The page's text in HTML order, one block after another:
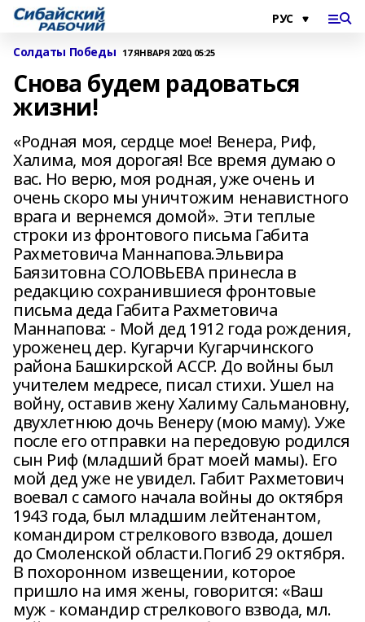
Солдаты Победы 17 ЯНВАРЯ 2020, 05:25
Снова будем радоваться
жизни!
«Родная моя, сердце мое! Венера, Риф,
Халима, моя дорогая! Все время думаю о
вас. Но верю, моя родная, уже очень и
очень скоро мы уничтожим ненавистного
врага и вернемся домой». Эти теплые
строки из фронтового письма Габита
Рахметовича Маннапова.Эльвира
Баязитовна СОЛОВЬЕВА принесла в
редакцию сохранившиеся фронтовые
письма деда Габита Рахметовича
Маннапова: - Мой дед 1912 года рождения,
уроженец дер. Кугарчи Кугарчинского
района Башкирской АССР. До войны был
учителем медресе, писал стихи. Ушел на
войну, оставив жену Халиму Сальмановну,
двухлетнюю дочь Венеру (мою маму). Уже
после его отправки на передовую родился
сын Риф (младший брат моей мамы). Его
мой дед уже не увидел. Габит Рахметович
воевал с самого начала войны до октября
1943 года, был младшим лейтенантом,
командиром стрелкового взвода, дошел
до Смоленской области.Погиб 29 октября.
В похоронном извещении, которое
пришло на имя жены, говорится: «Ваш
муж - командир стрелкового взвода, мл.